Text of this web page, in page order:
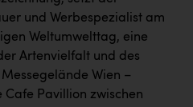
und Werbespezialist am
Weltumwelttag, eine
Artenvielfalt und des
Wien –
Pavillion zwischen